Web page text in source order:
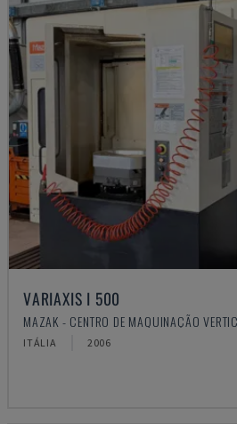
VARIAXIS I 500
MAZAK - CENTRO DE MAQUINAÇÃO
ITÁLIA 2006